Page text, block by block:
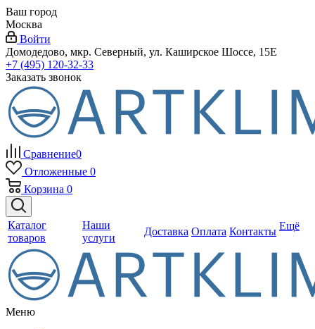
Ваш город
Москва
Войти
Домодедово, мкр. Северный, ул. Каширское Шоссе, 15Е
+7 (495) 120-32-33
Заказать звонок
Сравнение0
Отложенные 0
Корзина 0
Каталог
товаров
Наши
услуги
Доставка Оплата Контакты Ещё
Меню